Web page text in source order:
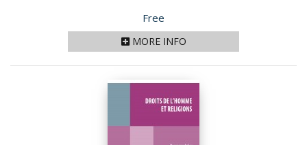
Price
Free
MORE INFO